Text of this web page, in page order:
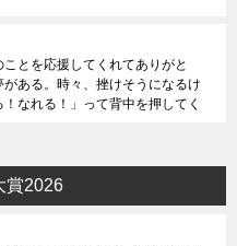
とを応援してくれてありがと
がある。時々、挫けそうになるけ
なれる！」って背中を押してく
賞2026